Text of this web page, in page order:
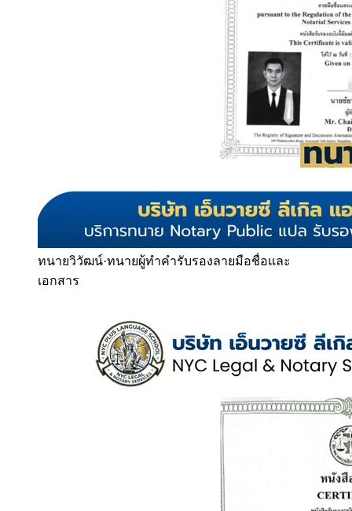
ทนายวิวัฒน์·ทนายผู้ทำคำรับรองลายมือชื่อและ
เอกสาร